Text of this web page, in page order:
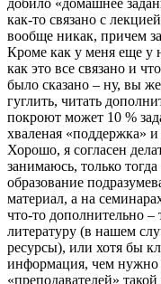
добило «домашнее
как-то связано с
вообще никак, причем
Кроме как у меня еще у
как это все связано и
было сказано – ну, вы
гуглить, читать
покроют может 10 %
хваленая «поддержка»
Хорошо, я согласен
занимаюсь, только
образование
материал, а на
что-то дополнительно –
литературу (в нашем
ресурсы), или хотя бы
информация, чем нужно
«преподавателей»